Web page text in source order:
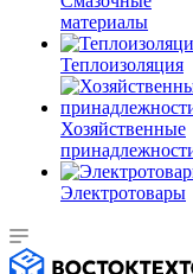
материалы
Теплоизоляция
Хозяйственные
Электротовары